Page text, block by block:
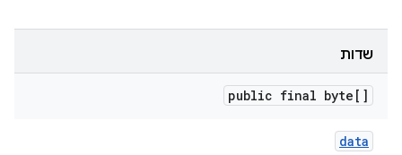
שדות
public final byte[]
data